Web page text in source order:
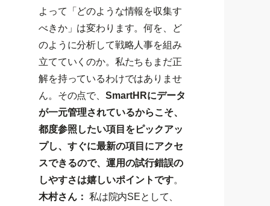
よって「どのような情報を収集す
べきか」は変わります。何を、ど
のように分析して戦略人事を組み
立てていくのか。私たちもまだ正
解を持っているわけではありませ
ん。その点で、 SmartHRにデータ
が一元管理されているからこそ、
都度参照したい項目をピックアッ
プし、すぐに最新の項目にアクセ
スできるので、運用の試行錯誤の
しやすさは嬉しいポイントです。
木村さん： 私は院内SEとして、